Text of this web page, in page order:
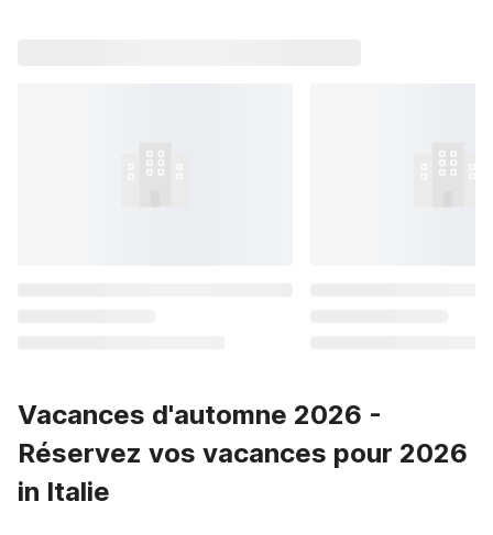
Vacances d'automne 2026 -
Réservez vos vacances pour 2026
in Italie